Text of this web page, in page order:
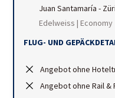
Juan Santamaría -
Edelweiss | Economy
FLUG- UND
Angebot ohne
Angebot ohne Rail &